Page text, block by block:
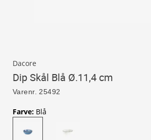
Dacore
Dip Skål Blå Ø.11,4 cm
Varenr. 25492
Farve: Blå